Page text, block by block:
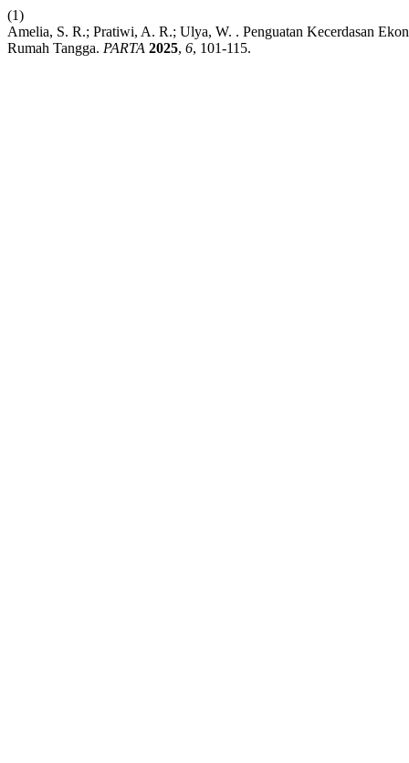
(1)
Amelia, S. R.; Pratiwi, A. R.; Ulya, W. . Penguatan Kecerdasan
Rumah Tangga. PARTA 2025, 6, 101-115.